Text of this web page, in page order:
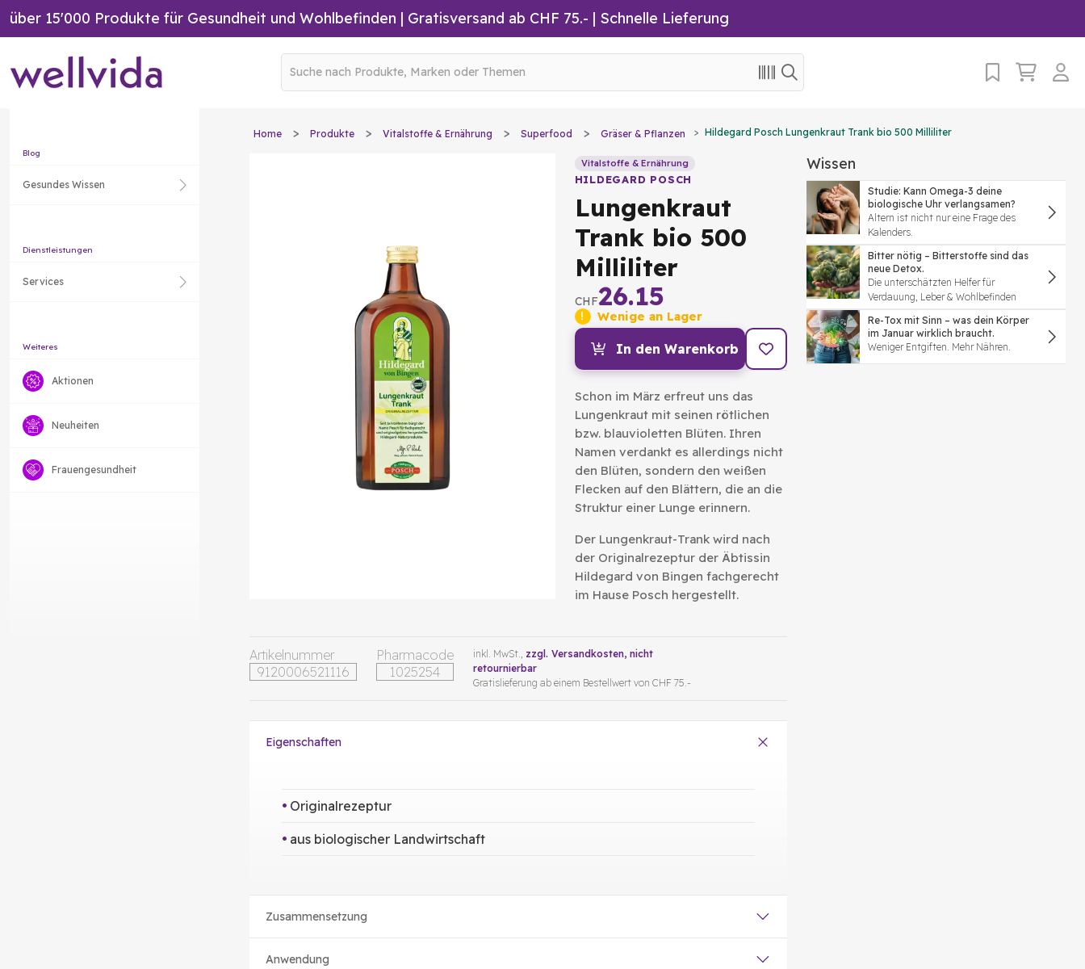
über 15'000 Produkte für Gesundheit und Wohlbefinden | Gratisversand ab CHF 75.- | Schnelle Lieferung
Blog
Gesundes Wissen
Dienstleistungen
Services
Weiteres
Aktionen
Neuheiten
Frauengesundheit
Home Produkte Vitalstoffe & Ernährung Superfood Gräser & Pflanzen Hildegard Posch Lungenkraut Trank bio 500 Milliliter
Vitalstoffe & Ernährung
HILDEGARD POSCH
Lungenkraut
Trank bio 500
Milliliter
CHF26.15
Wenige an Lager
In den Warenkorb
Schon im März erfreut uns das
Lungenkraut mit seinen rötlichen
bzw. blauvioletten Blüten. Ihren
Namen verdankt es allerdings nicht
den Blüten, sondern den weißen
Flecken auf den Blättern, die an die
Struktur einer Lunge erinnern.
Der Lungenkraut-Trank wird nach
der Originalrezeptur der Äbtissin
Hildegard von Bingen fachgerecht
im Hause Posch hergestellt.
Artikelnummer
9120006521116
Pharmacode
1025254
inkl. MwSt., zzgl. Versandkosten, nicht
retournierbar
Gratislieferung ab einem Bestellwert von CHF 75.-
Eigenschaften
Originalrezeptur
aus biologischer Landwirtschaft
Zusammensetzung
Anwendung
Wissen
Studie: Kann Omega-3 deine
biologische Uhr verlangsamen?
Altern ist nicht nur eine Frage des
Kalenders.
Bitter nötig – Bitterstoffe sind das
neue Detox.
Die unterschätzten Helfer für
Verdauung, Leber & Wohlbefinden
Re-Tox mit Sinn – was dein Körper
im Januar wirklich braucht.
Weniger Entgiften. Mehr Nähren.